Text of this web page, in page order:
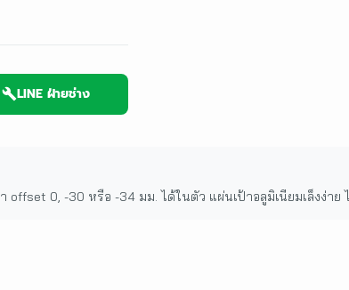
LINE ฝ่ายช่าง
offset 0, -30 หรือ -34 มม. ได้ในตัว แผ่นเป้าอลูมิเนียมเล็งง่า